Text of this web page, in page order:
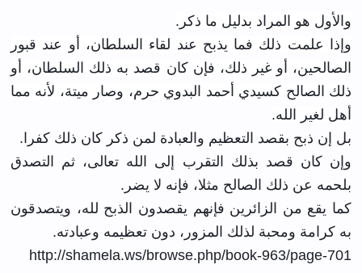
والأول هو المراد بدليل ما ذكر.
وإذا علمت ذلك فما يذبح عند لقاء السلطان، أو عند قبور
الصالحين، أو غير ذلك، فإن كان قصد به ذلك السلطان، أو
ذلك الصالح كسيدي أحمد البدوي حرم، وصار ميتة، لأنه مما
أهل لغير الله.
بل إن ذبح بقصد التعظيم والعبادة لمن ذكر كان ذلك كفرا.
وإن كان قصد بذلك التقرب إلى الله تعالى، ثم التصدق
بلحمه عن ذلك الصالح مثلا، فإنه لا يضر.
كما يقع من الزائرين فإنهم يقصدون الذبح لله، ويتصدقون
به كرامة ومحبة لذلك المزور، دون تعظيمه وعبادته.
http://shamela.ws/browse.php/book-963/page-701